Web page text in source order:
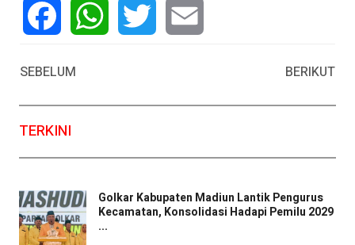
SEBELUM
BERIKUT
TERKINI
Golkar Kabupaten Madiun Lantik Pengurus
Kecamatan, Konsolidasi Hadapi Pemilu 2029
...